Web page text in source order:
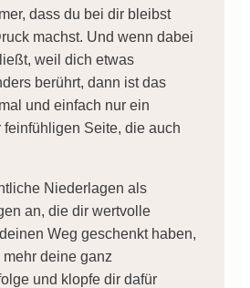
dass du bei dir bleibst
machst. Und wenn dabei
weil dich etwas
berührt, dann ist das
und einfach nur ein
Seite, die auch
Niederlagen als
an, die dir wertvolle
Weg geschenkt haben,
deine ganz
und klopfe dir dafür